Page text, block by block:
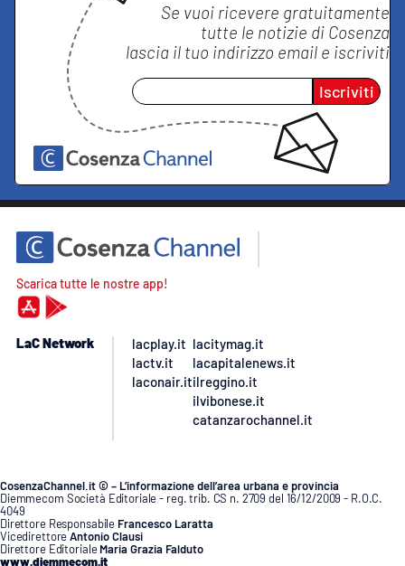
Se vuoi ricevere gratuitamente
tutte le notizie di Cosenza
lascia il tuo indirizzo email e iscriviti
Iscriviti
Scarica tutte le nostre app!
LaC Network
lacplay.it
lactv.it
laconair.it
lacitymag.it
lacapitalenews.it
ilreggino.it
ilvibonese.it
catanzarochannel.it
CosenzaChannel.it © – L’informazione dell’area urbana e provincia
Diemmecom Società Editoriale - reg. trib. CS n. 2709 del 16/12/2009 - R.O.C.
4049
Direttore Responsabile Francesco Laratta
VicedirettoreAntonio Clausi
Direttore Editoriale Maria Grazia Falduto
www.diemmecom.it